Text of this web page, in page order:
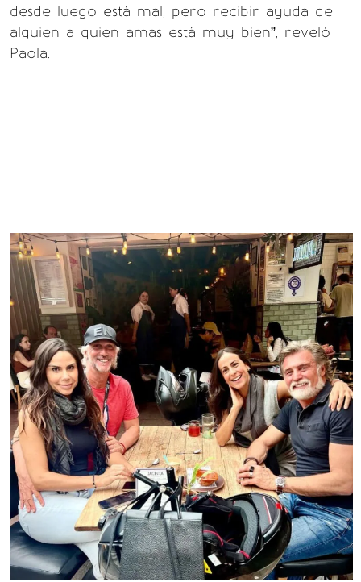
desde luego está mal, pero recibir ayuda de
alguien a quien amas está muy bien”, reveló
Paola.